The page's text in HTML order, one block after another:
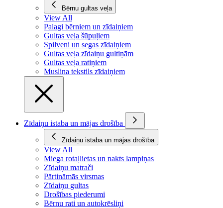
Bērnu gultas veļa
View All
Palagi bērniem un zīdaiņiem
Gultas veļa šūpuļiem
Spilveni un segas zīdaiņiem
Gultas veļa zīdaiņu gultiņām
Gultas veļa ratiņiem
Muslina tekstils zīdaiņiem
Zīdaiņu istaba un mājas drošība
Zīdaiņu istaba un mājas drošība
View All
Miega rotaļlietas un nakts lampiņas
Zīdaiņu matrači
Pārtināmās virsmas
Zīdaiņu gultas
Drošības piederumi
Bērnu rati un autokrēsliņi